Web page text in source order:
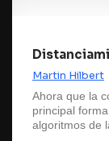
Martin Hilbert
Ahora que la
principal
algoritmos de